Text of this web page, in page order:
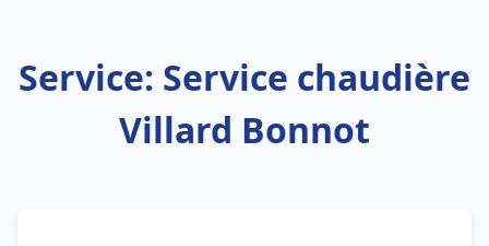
Service: Service chaudière
Villard Bonnot